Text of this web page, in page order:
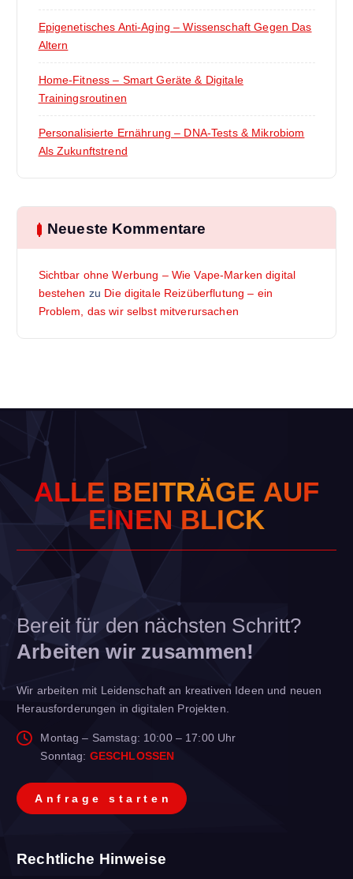
Epigenetisches Anti-Aging – Wissenschaft Gegen Das
Altern
Home-Fitness – Smart Geräte & Digitale
Trainingsroutinen
Personalisierte Ernährung – DNA-Tests & Mikrobiom
Als Zukunftstrend
Neueste Kommentare
Sichtbar ohne Werbung – Wie Vape-Marken digital
bestehen zu Die digitale Reizüberflutung – ein
Problem, das wir selbst mitverursachen
ALLE BEITRÄGE AUF
EINEN BLICK
Bereit für den nächsten Schritt?
Arbeiten wir zusammen!
Wir arbeiten mit Leidenschaft an kreativen Ideen und neuen
Herausforderungen in digitalen Projekten.
Montag – Samstag: 10:00 – 17:00 Uhr
Sonntag: GESCHLOSSEN
A n f r a g e s t a r t e n
Rechtliche Hinweise